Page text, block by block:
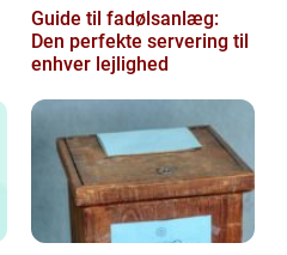
Guide til fadølsanlæg:
Den perfekte servering til
enhver lejlighed